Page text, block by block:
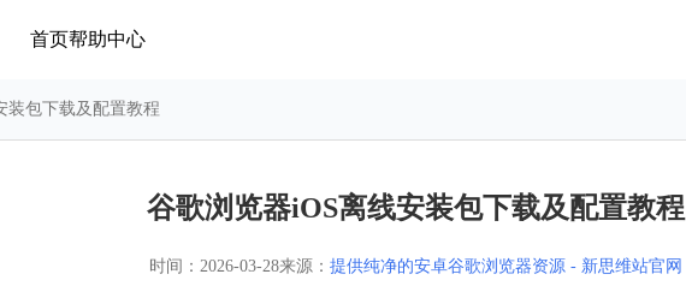
首页帮助中心
装包下载及配置教程
谷歌浏览器iOS离线安装包下载及配置教程
时间： 2026-03-28来源： 提供纯净的安卓谷歌浏览器资源 - 新思维站官网